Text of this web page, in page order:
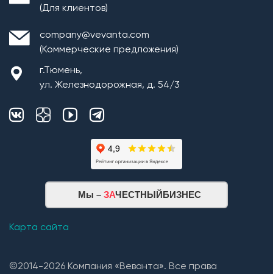
(Для клиентов)
company@vevanta.com
(Коммерческие предложения)
г.Тюмень,
ул. Железнодорожная, д. 54/3
Мы – ЗАЧЕСТНЫЙБИЗНЕС
Карта сайта
©2014-2026 Компания «Веванта». Все права